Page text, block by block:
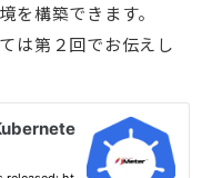
構築できます。
は第２回でお伝えし